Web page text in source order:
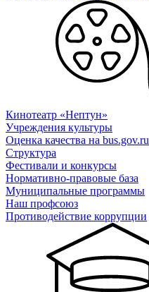
Кинотеатр «Нептун»
Учреждения культуры
Оценка качества на bus.gov.ru
Структура
Фестивали и конкурсы
Нормативно-правовые база
Муниципальные программы
Наш профсоюз
Противодействие коррупции